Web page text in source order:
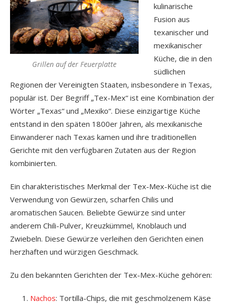
Grillen auf der Feuerplatte
kulinarische
Fusion aus
texanischer und
mexikanischer
Küche, die in den
südlichen
Regionen der Vereinigten Staaten, insbesondere in Texas,
populär ist. Der Begriff „Tex-Mex“ ist eine Kombination der
Wörter „Texas“ und „Mexiko“. Diese einzigartige Küche
entstand in den späten 1800er Jahren, als mexikanische
Einwanderer nach Texas kamen und ihre traditionellen
Gerichte mit den verfügbaren Zutaten aus der Region
kombinierten.
Ein charakteristisches Merkmal der Tex-Mex-Küche ist die
Verwendung von Gewürzen, scharfen Chilis und
aromatischen Saucen. Beliebte Gewürze sind unter
anderem Chili-Pulver, Kreuzkümmel, Knoblauch und
Zwiebeln. Diese Gewürze verleihen den Gerichten einen
herzhaften und würzigen Geschmack.
Zu den bekannten Gerichten der Tex-Mex-Küche gehören:
Nachos: Tortilla-Chips, die mit geschmolzenem Käse